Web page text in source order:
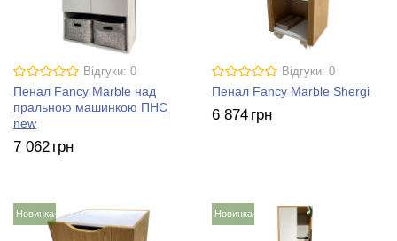
Відгуки: 0
Пенал Fancy Marble над
пральною машинкою ПНС
new
7 062 грн
Відгуки: 0
Пенал Fancy Marble Shergi
6 874 грн
Новинка Новинка